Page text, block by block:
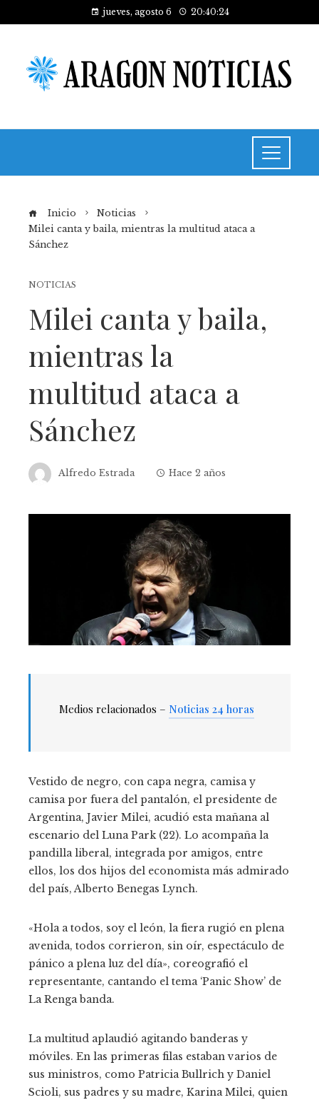
jueves, agosto 6 20:40:25
Inicio
Noticias
Milei canta y baila, mientras la multitud ataca a
Sánchez
NOTICIAS
Milei canta y baila,
mientras la
multitud ataca a
Sánchez
Alfredo Estrada Hace 2 años
Medios relacionados – Noticias 24 horas
Vestido de negro, con capa negra, camisa y
camisa por fuera del pantalón, el presidente de
Argentina, Javier Milei, acudió esta mañana al
escenario del Luna Park (22). Lo acompaña la
pandilla liberal, integrada por amigos, entre
ellos, los dos hijos del economista más admirado
del país, Alberto Benegas Lynch.
«Hola a todos, soy el león, la fiera rugió en plena
avenida, todos corrieron, sin oír, espectáculo de
pánico a plena luz del día», coreografió el
representante, cantando el tema ‘Panic Show’ de
La Renga banda.
La multitud aplaudió agitando banderas y
móviles. En las primeras filas estaban varios de
sus ministros, como Patricia Bullrich y Daniel
Scioli, sus padres y su madre, Karina Milei, quien